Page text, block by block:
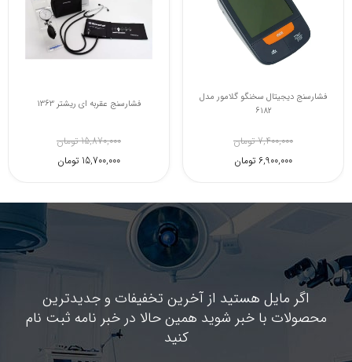
فشارسنج دیجیتال سخنگو گلامور مدل
6182
7,400,000 تومان
6,900,000 تومان
فشارسنج عقربه ای دیواری ریشتر مدل
1465
28,030,000 تومان
27,600,000 تومان
اگر مایل هستید از آخرین تخفیفات و جدیدترین
محصولات با خبر شوید همین حالا در خبر نامه ثبت نام
کنید